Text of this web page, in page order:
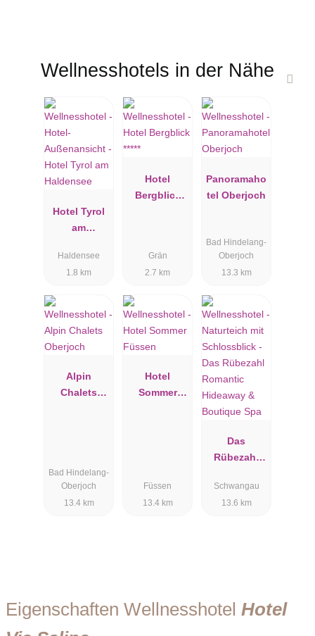
Wellnesshotels in der Nähe
Hotel Tyrol
am
Haldensee
1.8 km
Hotel
Bergblick
Grän
2.7 km
Panoramaho
tel Oberjoch
Bad Hindelang-
Oberjoch
13.3 km
Alpin
Chalets
Bad Hindelang-
Oberjoch
13.4 km
Hotel
Sommer
Füssen
13.4 km
Das
Rübezahl
Hideaway &
Boutique
Schwangau
13.6 km
Eigenschaften Wellnesshotel Hotel